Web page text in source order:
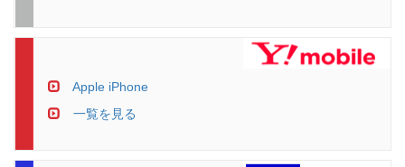
Apple iPhone
一覧を見る